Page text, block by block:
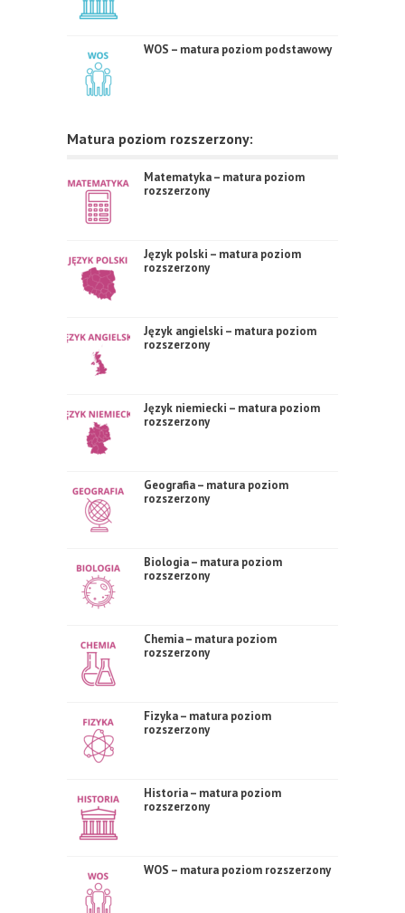
WOS – matura poziom podstawowy
Matura poziom rozszerzony:
Matematyka – matura poziom
rozszerzony
Język polski – matura poziom
rozszerzony
Język angielski – matura poziom
rozszerzony
Język niemiecki – matura poziom
rozszerzony
Geografia – matura poziom
rozszerzony
Biologia – matura poziom
rozszerzony
Chemia – matura poziom
rozszerzony
Fizyka – matura poziom
rozszerzony
Historia – matura poziom
rozszerzony
WOS – matura poziom rozszerzony